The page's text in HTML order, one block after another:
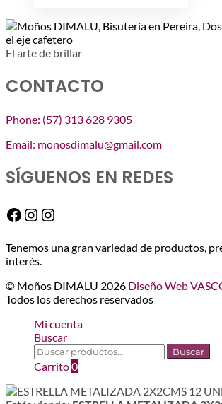
El arte de brillar
CONTACTO
Phone: (57) 313 628 9305
Email: monosdimalu@gmail.com
SÍGUENOS EN REDES
Facebook
Instagram
Instagram
Tenemos una gran variedad de productos,
interés.
© Moños DIMALU 2026 Diseño Web
Todos los derechos reservados
Mi cuenta
Buscar
Buscar
por:
Buscar
Carrito0